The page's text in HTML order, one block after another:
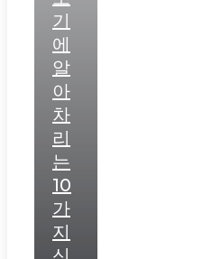
기
에
알
아
차
리
는
10
가
지